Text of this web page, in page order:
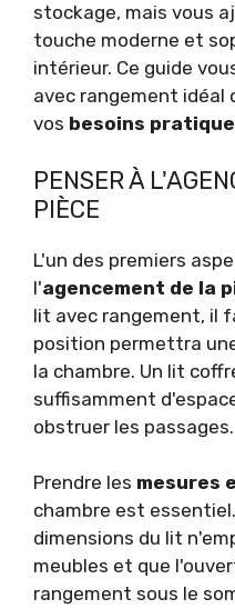
stockage, mais vous
touche moderne et
intérieur. Ce guide
avec rangement idéal
vos besoins
PENSER À
PIÈCE
L'un des premiers
l'agencement de la
lit avec rangement, il
position permettra
la chambre. Un lit
suffisamment
obstruer les passages.
Prendre les mesures
chambre est
dimensions du lit
meubles et que
rangement sous le